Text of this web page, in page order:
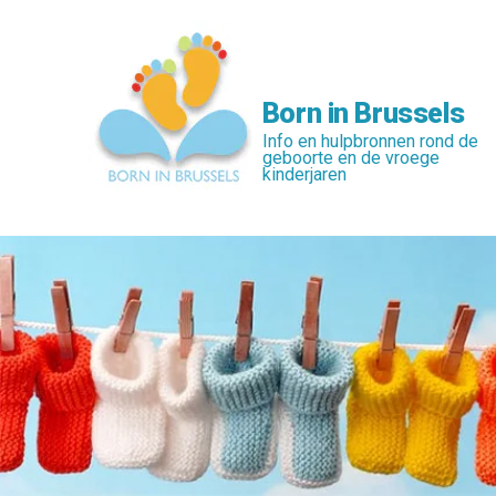
Born in Brussels
Info en hulpbronnen rond de
geboorte en de vroege
kinderjaren